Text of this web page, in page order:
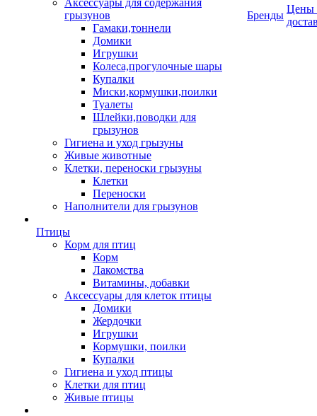
Аксессуары для содержания
грызунов
Гамаки,тоннели
Домики
Игрушки
Колеса,прогулочные шары
Купалки
Миски,кормушки,поилки
Туалеты
Шлейки,поводки для
грызунов
Гигиена и уход грызуны
Живые животные
Клетки, переноски грызуны
Клетки
Переноски
Наполнители для грызунов
Птицы
Корм для птиц
Корм
Лакомства
Витамины, добавки
Аксессуары для клеток птицы
Домики
Жердочки
Игрушки
Кормушки, поилки
Купалки
Гигиена и уход птицы
Клетки для птиц
Живые птицы
Бренды
Цены